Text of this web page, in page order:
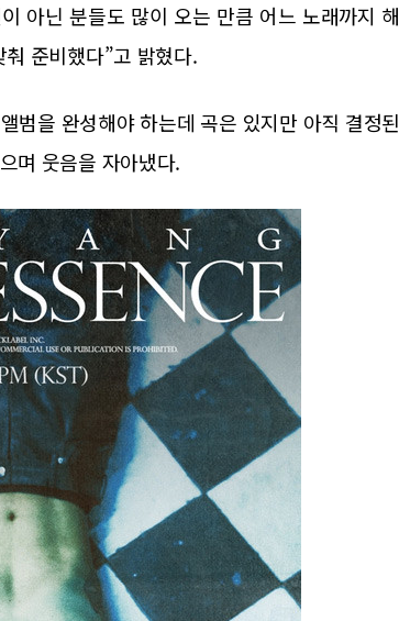
아닌 분들도 많이 오는 만큼 어느 노래까지 해
준비했다”고 밝혔다.
범을 완성해야 하는데 곡은 있지만 아직 결정된
며 웃음을 자아냈다.